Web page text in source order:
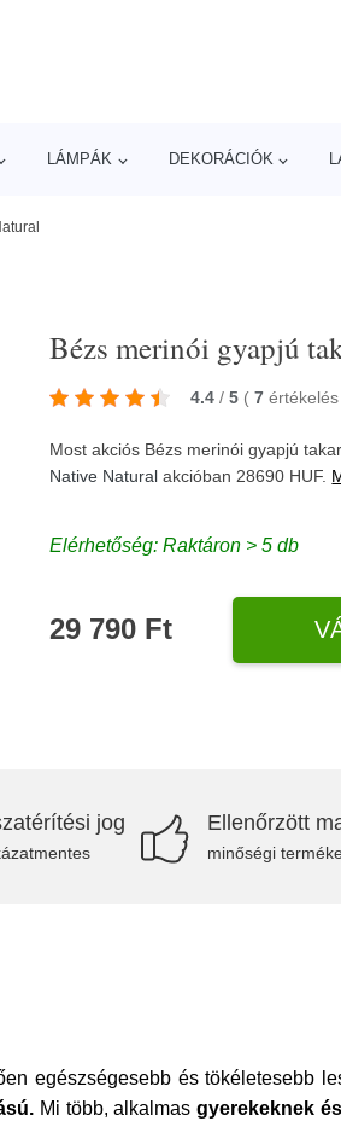
LÁMPÁK DEKORÁCIÓK
Bézs merinói gyapjú
4.4 / 5 ( 7
Most akciós Bézs merinói gyapjú
Native Natural akcióban 28690 HUF.
Elérhetőség: Raktáron > 5 db
29 790 Ft
jog Ellenőrzött
minőségi
egészségesebb és tökéletesebb
Mi több, alkalmasgyerekeknek